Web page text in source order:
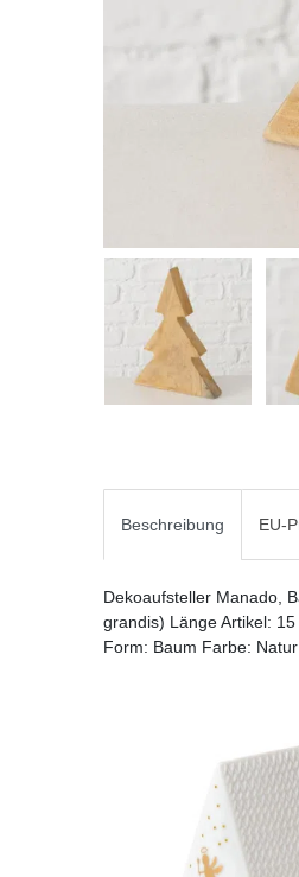
Beschreibung EU-
Dekoaufsteller Manado,
grandis) Länge Artikel:
Form: Baum Farbe: